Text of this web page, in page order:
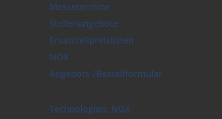
Messetermine
Stellenangebote
Ersatzteilpreislisten
NOX
Angebots-/Bestellformular
Technologien: NOX